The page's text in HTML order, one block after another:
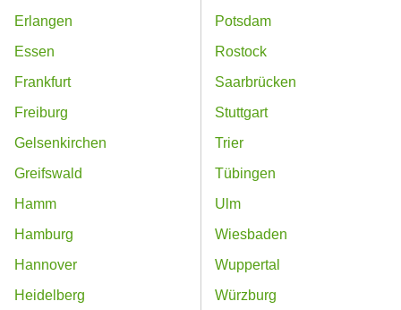
Erlangen
Essen
Frankfurt
Freiburg
Gelsenkirchen
Greifswald
Hamm
Hamburg
Hannover
Heidelberg
Potsdam
Rostock
Saarbrücken
Stuttgart
Trier
Tübingen
Ulm
Wiesbaden
Wuppertal
Würzburg